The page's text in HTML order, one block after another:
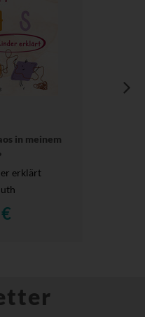
in meinem
erklärt